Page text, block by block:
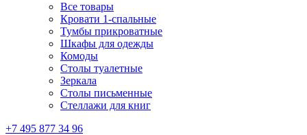
Все товары
Кровати 1-спальные
Тумбы прикроватные
Шкафы для одежды
Комоды
Столы туалетные
Зеркала
Столы письменные
Стеллажи для книг
+7 495 877 34 96